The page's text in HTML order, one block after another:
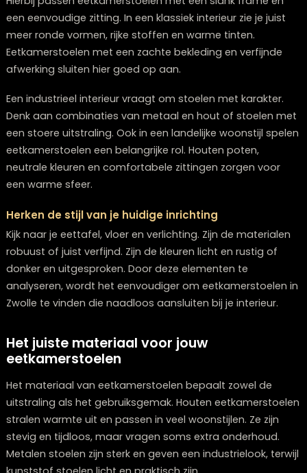
De interieurstijl vormt de basis voor het kiezen van
eetkamerstoelen. In een modern interieur overheersen
strakke lijnen, rustige kleuren en minimalistische
Hierbij passen eetkamerstoelen met een slank frame
een eenvoudige zitting. In een klassiek interieur zie je
meer ronde vormen, rijke stoffen en warme tinten.
Eetkamerstoelen met een zachte bekleding en
afwerking sluiten hier goed op aan.
Een industrieel interieur vraagt om stoelen met
een stoere uitstraling. Ook in een landelijke woonstijl
eetkamerstoelen een belangrijke rol. Houten poten,
neutrale kleuren en comfortabele zittingen zorgen
een warme sfeer.
Herken de stijl van je huidige inrichting
Kijk naar je eettafel, vloer en verlichting. Zijn de
robuust of juist verfijnd. Zijn de kleuren licht en rustig
analyseren, wordt het eenvoudiger om
Zwolle te vinden die naadloos aansluiten bij je
Het juiste materiaal voor jouw